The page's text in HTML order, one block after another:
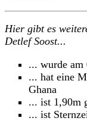
Hier gibt es
Detlef Soost...
... wurde am
... hat eine
Ghana
... ist 1,90m
... ist